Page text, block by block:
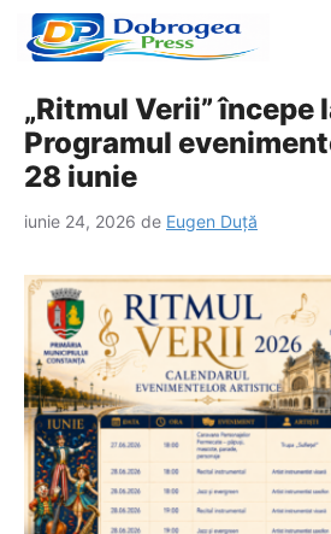
Sari
„Ritmul Verii” începe
Programul
28 iunie
iunie 24, 2026 de Eugen Duță